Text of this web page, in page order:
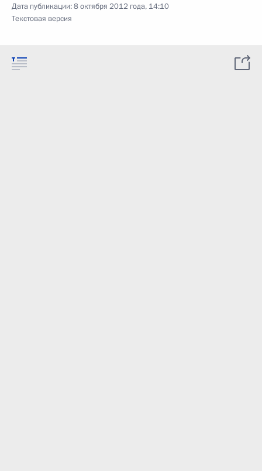
Дата публикации:8 октября 2012 года, 14:10
Текстовая версия